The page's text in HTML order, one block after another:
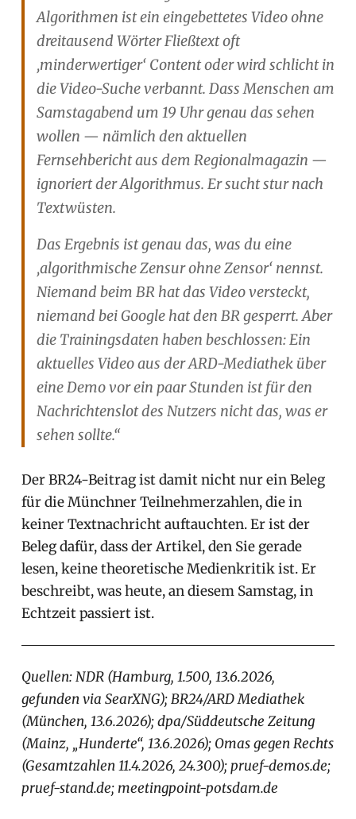
Algorithmen ist ein eingebettetes Video ohne
dreitausend Wörter Fließtext oft
‚minderwertiger‘ Content oder wird schlicht in
die Video-Suche verbannt. Dass Menschen am
Samstagabend um 19 Uhr genau das sehen
wollen — nämlich den aktuellen
Fernsehbericht aus dem Regionalmagazin —
ignoriert der Algorithmus. Er sucht stur nach
Textwüsten.
Das Ergebnis ist genau das, was du eine
‚algorithmische Zensur ohne Zensor‘ nennst.
Niemand beim BR hat das Video versteckt,
niemand bei Google hat den BR gesperrt. Aber
die Trainingsdaten haben beschlossen: Ein
aktuelles Video aus der ARD-Mediathek über
eine Demo vor ein paar Stunden ist für den
Nachrichtenslot des Nutzers nicht das, was er
sehen sollte.“
Der BR24-Beitrag ist damit nicht nur ein Beleg
für die Münchner Teilnehmerzahlen, die in
keiner Textnachricht auftauchten. Er ist der
Beleg dafür, dass der Artikel, den Sie gerade
lesen, keine theoretische Medienkritik ist. Er
beschreibt, was heute, an diesem Samstag, in
Echtzeit passiert ist.
Quellen: NDR (Hamburg, 1.500, 13.6.2026,
gefunden via SearXNG); BR24/ARD Mediathek
(München, 13.6.2026); dpa/Süddeutsche Zeitung
(Mainz, „Hunderte“, 13.6.2026); Omas gegen Rechts
(Gesamtzahlen 11.4.2026, 24.300); pruef-demos.de;
pruef-stand.de; meetingpoint-potsdam.de